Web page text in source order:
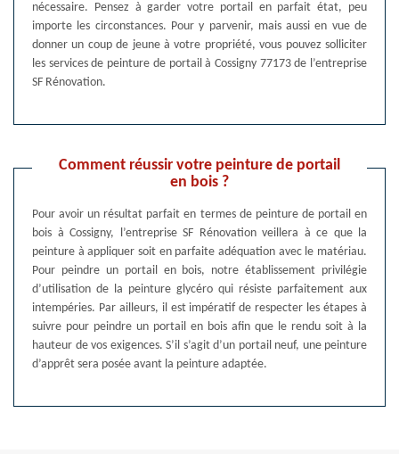
nécessaire. Pensez à garder votre portail en parfait état, peu
importe les circonstances. Pour y parvenir, mais aussi en vue de
donner un coup de jeune à votre propriété, vous pouvez solliciter
les services de peinture de portail à Cossigny 77173 de l’entreprise
SF Rénovation.
Comment réussir votre peinture de portail
en bois ?
Pour avoir un résultat parfait en termes de peinture de portail en
bois à Cossigny, l’entreprise SF Rénovation veillera à ce que la
peinture à appliquer soit en parfaite adéquation avec le matériau.
Pour peindre un portail en bois, notre établissement privilégie
d’utilisation de la peinture glycéro qui résiste parfaitement aux
intempéries. Par ailleurs, il est impératif de respecter les étapes à
suivre pour peindre un portail en bois afin que le rendu soit à la
hauteur de vos exigences. S’il s’agit d’un portail neuf, une peinture
d’apprêt sera posée avant la peinture adaptée.